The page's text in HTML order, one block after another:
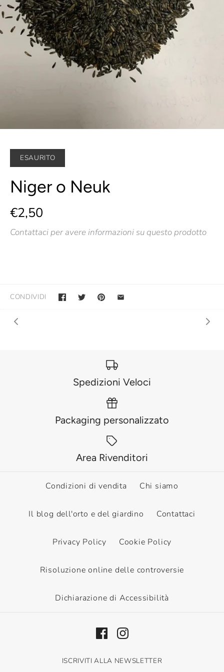
ESAURITO
Niger o Neuk
€2,50
Contattaci per avere informazioni su questo prodotto
CONDIVIDI
Spedizioni Veloci
Packaging personalizzato
Area Rivenditori
Condizioni di vendita Chi siamo
Il blog dell'orto e del giardino Contattaci
Privacy Policy Cookie Policy
Risoluzione online delle controversie
Dichiarazione di Accessibilità
ISCRIVITI ALLA NEWSLETTER